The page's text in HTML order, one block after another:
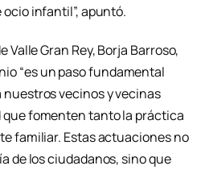
infantil”, apuntó.
Valle Gran Rey, Borja Barroso,
“es un paso fundamental
vecinos y vecinas
fomenten tanto la práctica
familiar. Estas actuaciones no
de los ciudadanos, sino que